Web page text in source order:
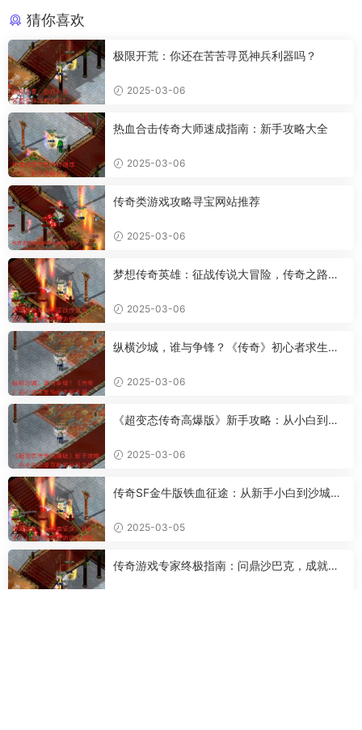
猜你喜欢
极限开荒：你还在苦苦寻觅神兵利器吗？
2025-03-06
热血合击传奇大师速成指南：新手攻略大全
2025-03-06
传奇类游戏攻略寻宝网站推荐
2025-03-06
梦想传奇英雄：征战传说大冒险，传奇之路何
2025-03-06
纵横沙城，谁与争锋？《传奇》初心者求生指
2025-03-06
《超变态传奇高爆版》新手攻略：从小白到骨
2025-03-06
传奇SF金牛版铁血征途：从新手小白到沙城霸
2025-03-05
传奇游戏专家终极指南：问鼎沙巴克，成就传